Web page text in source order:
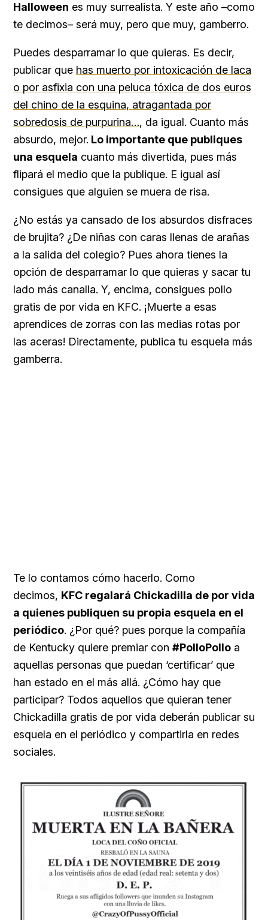
Halloween es muy surrealista. Y este año –como
te decimos– será muy, pero que muy, gamberro.
Puedes desparramar lo que quieras. Es decir,
publicar que has muerto por intoxicación de laca
o por asfixia con una peluca tóxica de dos euros
del chino de la esquina, atragantada por
sobredosis de purpurina…, da igual. Cuanto más
absurdo, mejor. Lo importante que publiques
una esquela cuanto más divertida, pues más
flipará el medio que la publique. E igual así
consigues que alguien se muera de risa.
¿No estás ya cansado de los absurdos disfraces
de brujita? ¿De niñas con caras llenas de arañas
a la salida del colegio? Pues ahora tienes la
opción de desparramar lo que quieras y sacar tu
lado más canalla. Y, encima, consigues pollo
gratis de por vida en KFC. ¡Muerte a esas
aprendices de zorras con las medias rotas por
las aceras! Directamente, publica tu esquela más
gamberra.
Te lo contamos cómo hacerlo. Como
decimos, KFC regalará Chickadilla de por vida
a quienes publiquen su propia esquela en el
periódico. ¿Por qué? pues porque la compañía
de Kentucky quiere premiar con #PolloPollo a
aquellas personas que puedan ‘certificar’ que
han estado en el más allá. ¿Cómo hay que
participar? Todos aquellos que quieran tener
Chickadilla gratis de por vida deberán publicar su
esquela en el periódico y compartirla en redes
sociales.